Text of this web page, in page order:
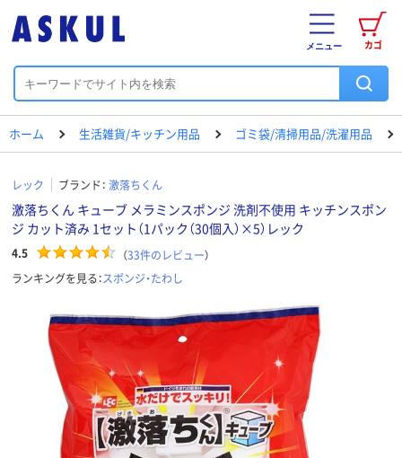
カゴ
メニュー
ホーム 生活雑貨/キッチン用品 ゴミ袋/清掃用品/洗濯用品
レック ブランド： 激落ちくん
激落ちくん キューブ メラミンスポンジ 洗剤不使用 キッチンスポン
ジ カット済み 1セット（1パック（30個入）×5）レック
4.5 （33件のレビュー）
ランキングを見る：スポンジ・たわし